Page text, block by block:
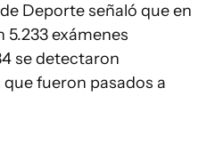
Deporte señaló que en
5.233 exámenes
se detectaron
fueron pasados a